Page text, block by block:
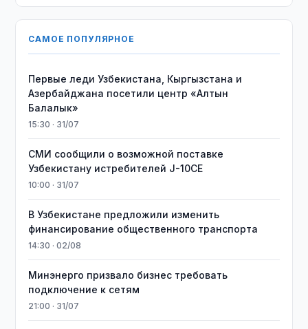
САМОЕ ПОПУЛЯРНОЕ
Первые леди Узбекистана, Кыргызстана и
Азербайджана посетили центр «Алтын
Балалык»
15:30 · 31/07
СМИ сообщили о возможной поставке
Узбекистану истребителей J-10CE
10:00 · 31/07
В Узбекистане предложили изменить
финансирование общественного транспорта
14:30 · 02/08
Минэнерго призвало бизнес требовать
подключение к сетям
21:00 · 31/07